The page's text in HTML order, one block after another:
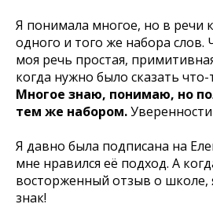
Я понимала многое, но в речи
одного и того же набора слов.
моя речь простая,
когда нужно было сказать
Многое знаю, понимаю, но
тем же набором.
Я давно была подписана на
мне нравился её подход. А
восторженный отзыв о школе,
знак!